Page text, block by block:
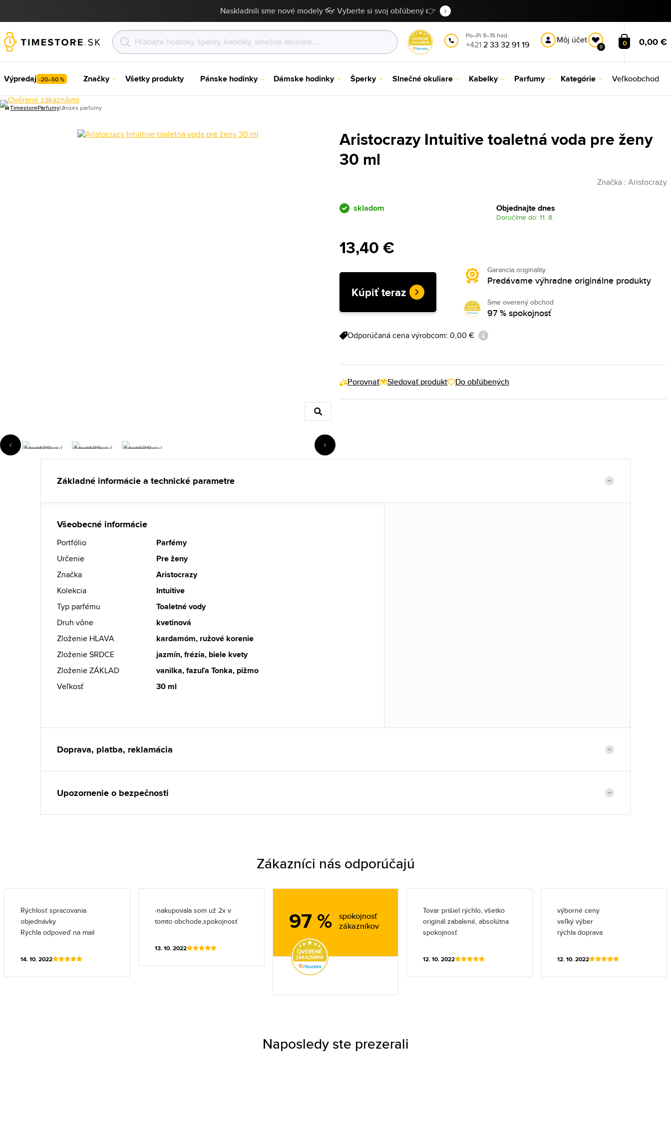
Naskladnili sme nové modely 👓 Vyberte si svoj obľúbený 👉
Po–Pi 9–15 hod.
+4212 33 32 91 19 Môj účet
0 0 0,00 €
Výpredaj -20–50 % Značky Všetky produkty Pánske hodinky Dámske hodinky Šperky Slnečné okuliare Kabelky Parfumy Kategórie Veľkoobchod
TimestoreParfumyUnisex parfumy
Aristocrazy Intuitive toaletná voda pre ženy
30 ml
Značka : Aristocrazy
skladom Objednajte dnes
Doručíme do: 11. 8.
13,40 €
Kúpiť teraz
Garancia originality
Predávame výhradne originálne produkty
Sme overený obchod
97 % spokojnosť
Odporúčaná cena výrobcom: 0,00 €
Porovnať Sledovať produkt Do obľúbených
Základné informácie a technické parametre
Všeobecné informácie
Portfólio
Parfémy
Určenie
Pre ženy
Značka
Aristocrazy
Kolekcia
Intuitive
Typ parfému
Toaletné vody
Druh vône
kvetinová
Zloženie HLAVA
kardamóm, ružové korenie
Zloženie SRDCE
jazmín, frézia, biele kvety
Zloženie ZÁKLAD
vanilka, fazuľa Tonka, pižmo
Veľkosť
30 ml
Doprava, platba, reklamácia
Upozornenie o bezpečnosti
Zákazníci nás odporúčajú
Rýchlosť spracovania
objednávky
Rýchla odpoveď na mail
14. 10. 2022
-nakupovala som už 2x v
tomto obchode,spokojnosť
13. 10. 2022
97 %
spokojnosť
zákazníkov
Tovar prišiel rýchlo, všetko
originál zabalené, absolútna
spokojnosť
12. 10. 2022
výborné ceny
veľký výber
rýchla doprava
12. 10. 2022
Naposledy ste prezerali